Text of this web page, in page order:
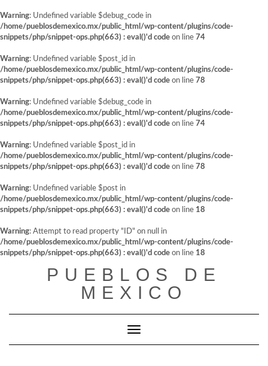
Warning: Undefined variable $debug_code in
/home/pueblosdemexico.mx/public_html/wp-content/plugins/code-
snippets/php/snippet-ops.php(663) : eval()'d code on line 74
Warning: Undefined variable $post_id in
/home/pueblosdemexico.mx/public_html/wp-content/plugins/code-
snippets/php/snippet-ops.php(663) : eval()'d code on line 78
Warning: Undefined variable $debug_code in
/home/pueblosdemexico.mx/public_html/wp-content/plugins/code-
snippets/php/snippet-ops.php(663) : eval()'d code on line 74
Warning: Undefined variable $post_id in
/home/pueblosdemexico.mx/public_html/wp-content/plugins/code-
snippets/php/snippet-ops.php(663) : eval()'d code on line 78
Warning: Undefined variable $post in
/home/pueblosdemexico.mx/public_html/wp-content/plugins/code-
snippets/php/snippet-ops.php(663) : eval()'d code on line 18
Warning: Attempt to read property "ID" on null in
/home/pueblosdemexico.mx/public_html/wp-content/plugins/code-
snippets/php/snippet-ops.php(663) : eval()'d code on line 18
PUEBLOS DE
MEXICO
Cambiar modo de navegación